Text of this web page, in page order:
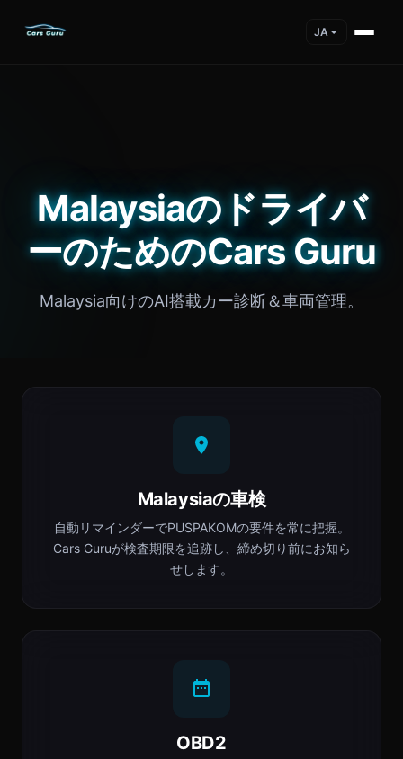
JA
Malaysiaのドライバ
ーのためのCars Guru
Malaysia向けのAI搭載カー診断＆車両管理。
Malaysiaの車検
自動リマインダーでPUSPAKOMの要件を常に把握。
Cars Guruが検査期限を追跡し、締め切り前にお知ら
せします。
OBD2